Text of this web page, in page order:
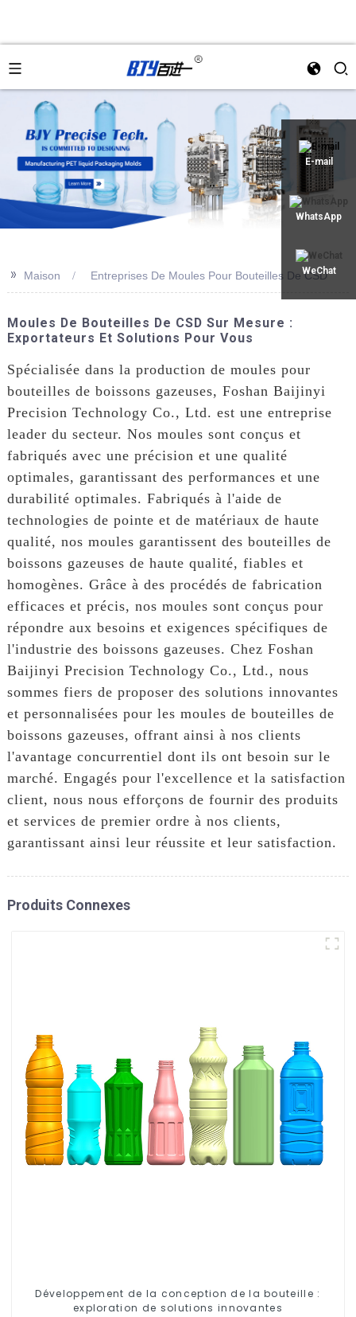
E-mail
WhatsApp
WeChat
>> Maison Entreprises De Moules Pour Bouteilles De CSD
Moules De Bouteilles De CSD Sur Mesure :
Exportateurs Et Solutions Pour Vous
Spécialisée dans la production de moules pour
bouteilles de boissons gazeuses, Foshan Baijinyi
Precision Technology Co., Ltd. est une entreprise
leader du secteur. Nos moules sont conçus et
fabriqués avec une précision et une qualité
optimales, garantissant des performances et une
durabilité optimales. Fabriqués à l'aide de
technologies de pointe et de matériaux de haute
qualité, nos moules garantissent des bouteilles de
boissons gazeuses de haute qualité, fiables et
homogènes. Grâce à des procédés de fabrication
efficaces et précis, nos moules sont conçus pour
répondre aux besoins et exigences spécifiques de
l'industrie des boissons gazeuses. Chez Foshan
Baijinyi Precision Technology Co., Ltd., nous
sommes fiers de proposer des solutions innovantes
et personnalisées pour les moules de bouteilles de
boissons gazeuses, offrant ainsi à nos clients
l'avantage concurrentiel dont ils ont besoin sur le
marché. Engagés pour l'excellence et la satisfaction
client, nous nous efforçons de fournir des produits
et services de premier ordre à nos clients,
garantissant ainsi leur réussite et leur satisfaction.
Produits Connexes
Développement de la conception de la bouteille :
exploration de solutions innovantes